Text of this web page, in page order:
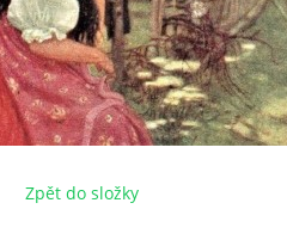
Zpět do složky